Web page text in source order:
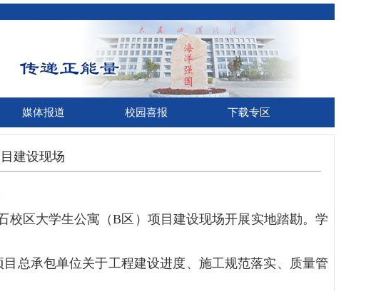
媒体报道 校园喜报 下载专区
建设现场
校区大学生公寓（B区）项目建设现场开展实地踏勘。学
总承包单位关于工程建设进度、施工规范落实、质量管